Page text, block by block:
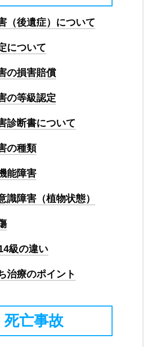
（後遺症）について
について
の損害賠償
の等級認定
診断書について
の種類
能障害
識障害（植物状態）
級の違い
治療のポイント
死亡事故